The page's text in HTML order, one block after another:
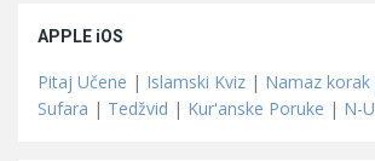
APPLE iOS
Pitaj Učene | Islamski Kviz | Namaz
Sufara | Tedžvid | Kur'anske Poruke | N-